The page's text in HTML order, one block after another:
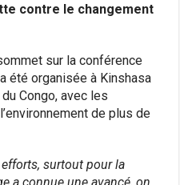
contre le changement
sur la conférence
été organisée à Kinshasa
Congo, avec les
de plus de
surtout pour la